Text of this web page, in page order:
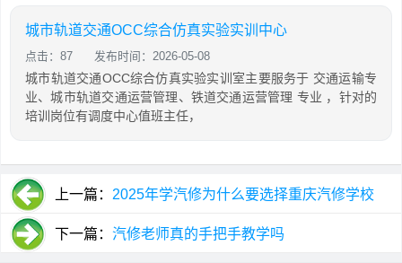
城市轨道交通OCC综合仿真实验实训中心
点击：87 发布时间：2026-05-08
城市轨道交通OCC综合仿真实验实训室主要服务于 交通运输专
业、城市轨道交通运营管理、铁道交通运营管理 专业 ，针对的
培训岗位有调度中心值班主任，
上一篇： 2025年学汽修为什么要选择重庆汽修学校
下一篇： 汽修老师真的手把手教学吗